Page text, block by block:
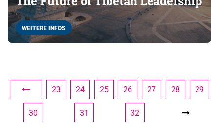
WEITERE INFOS
23 24 25 26 27 28 29
30 31 32